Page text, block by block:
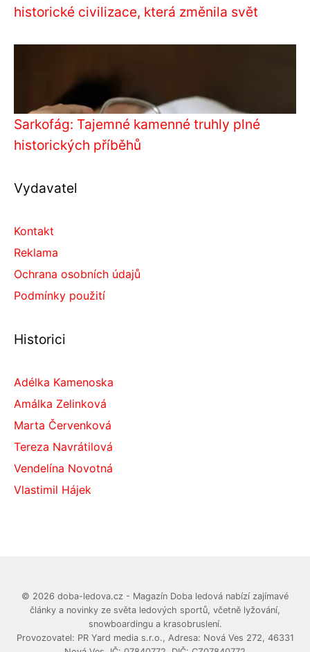
historické civilizace, která změnila svět
Sarkofág: Tajemné kamenné truhly plné
historických příběhů
Vydavatel
Kontakt
Reklama
Ochrana osobních údajů
Podmínky použití
Historici
Adélka Kamenoska
Amálka Zelinková
Marta Červenková
Tereza Navrátilová
Vendelína Novotná
Vlastimil Hájek
© 2026 doba-ledova.cz - Magazín Doba ledová nabízí zajímavé
články a novinky ze světa ledových sportů, včetně lyžování,
snowboardingu a krasobruslení.
Provozovatel: PR Yard media s.r.o., Adresa: Nová Ves 272, 46331